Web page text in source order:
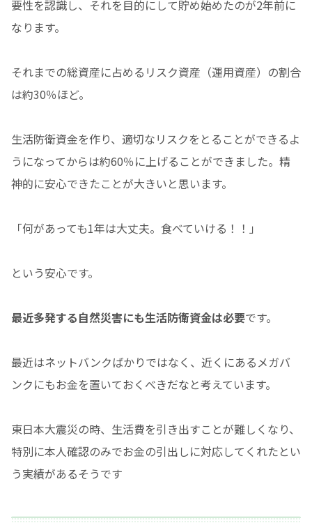
要性を認識し、それを目的にして貯め始めたのが2年前に
なります。
それまでの総資産に占めるリスク資産（運用資産）の割合
は約30％ほど。
生活防衛資金を作り、適切なリスクをとることができるよ
うになってからは約60％に上げることができました。精
神的に安心できたことが大きいと思います。
「何があっても1年は大丈夫。食べていける！！」
という安心です。
最近多発する自然災害にも生活防衛資金は必要です。
最近はネットバンクばかりではなく、近くにあるメガバ
ンクにもお金を置いておくべきだなと考えています。
東日本大震災の時、生活費を引き出すことが難しくなり、
特別に本人確認のみでお金の引出しに対応してくれたとい
う実績があるそうです